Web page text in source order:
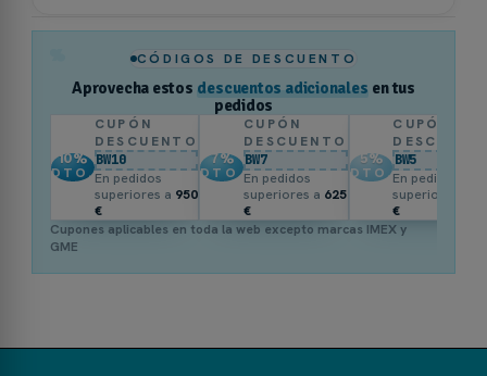
CÓDIGOS DE DESCUENTO
Aprovecha estos descuentos adicionales en tus
pedidos
10%
DTO.
CUPÓN
DESCUENTO
BW10
En pedidos
superiores a 950
€
7%
DTO.
CUPÓN
DESCUENTO
BW7
En pedidos
superiores a 625
€
5%
DTO.
CUPÓN
BW5
En pedidos
superiores a
€
Cupones aplicables en toda la web excepto marcas IMEX y
GME